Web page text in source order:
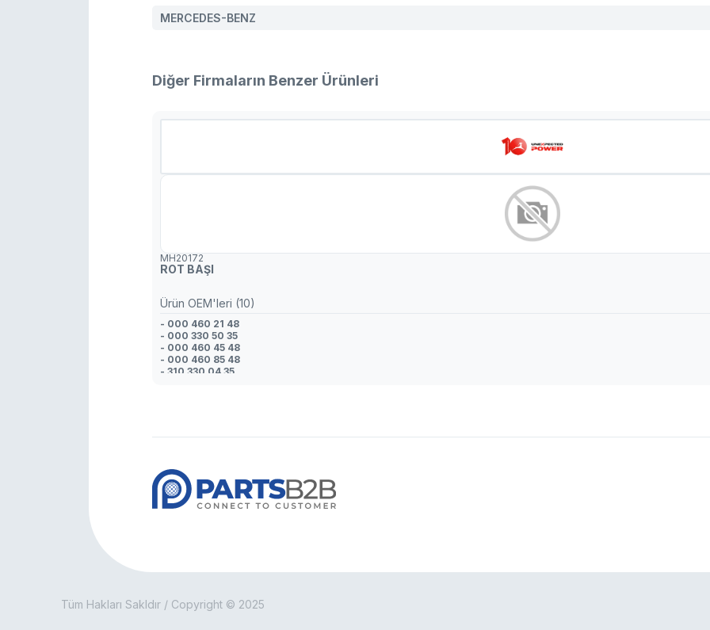
MERCEDES-BENZ
Diğer Firmaların Benzer Ürünleri
MH20172
ROT BAŞI
Ürün OEM'leri (10)
- 000 460 21 48
- 000 330 50 35
- 000 460 45 48
- 000 460 85 48
- 310 330 04 35
Tüm Hakları Sakldır / Copyright © 2025